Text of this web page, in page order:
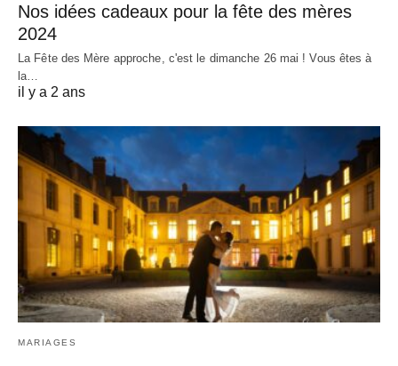
Nos idées cadeaux pour la fête des mères
2024
La Fête des Mère approche, c'est le dimanche 26 mai ! Vous êtes à
la…
il y a 2 ans
MARIAGES